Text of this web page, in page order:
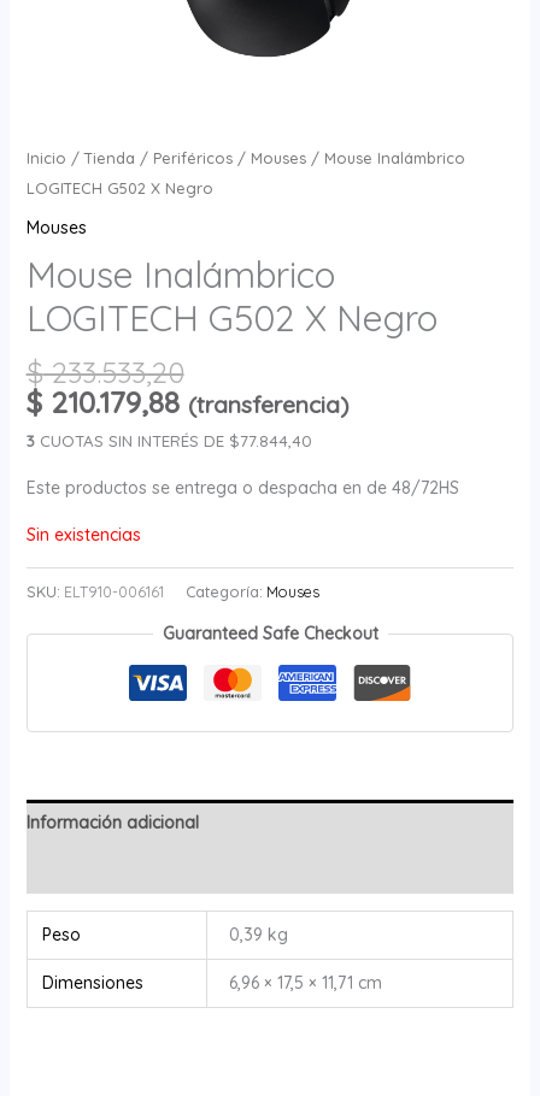
Inicio /Tienda / Periféricos/ Mouses/ Mouse Inalámbrico
LOGITECH G502 X Negro
Mouses
Mouse Inalámbrico
LOGITECH G502 X Negro
$233.533,20
$210.179,88 (transferencia)
3CUOTAS SIN INTERÉS DE $77.844,40
Este productos se entrega o despacha en de 48/72HS
Sin existencias
SKU: ELT910-006161 Categoría: Mouses
Guaranteed Safe Checkout
Información adicional
Peso 0,39 kg
Dimensiones 6,96 × 17,5 × 11,71 cm